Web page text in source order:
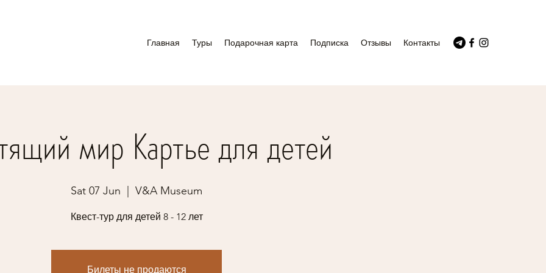
Главная Туры Подарочная карта Подписка Отзывы Контакты
мир Картье для детей
Sat 07 Jun V&A Museum
Квест-тур для детей 8 - 12 лет
Билеты не продаются